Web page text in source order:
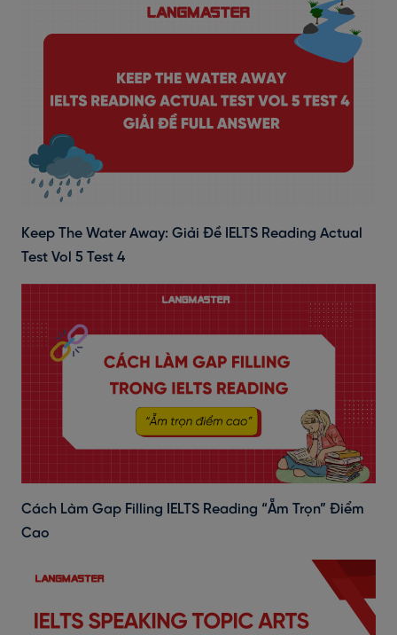
Keep The Water Away: Giải Đề IELTS Reading Actual
Test Vol 5 Test 4
Cách Làm Gap Filling IELTS Reading “ẵm Trọn” Điểm
Cao